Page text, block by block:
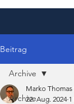
Beitrag
Archive
Archive
Marko Thomas
22. Aug. 2024